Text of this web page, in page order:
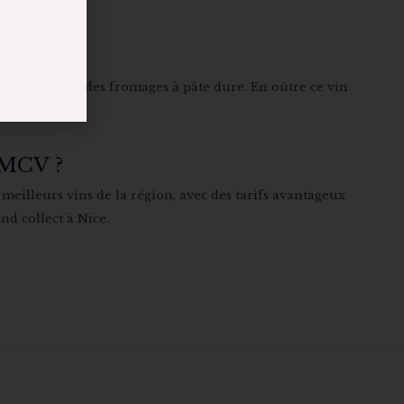
gibiers ou des fromages à pâte dure. En oûtre ce vin
?
vins de la région, avec des tarifs avantageux
collect à Nice.